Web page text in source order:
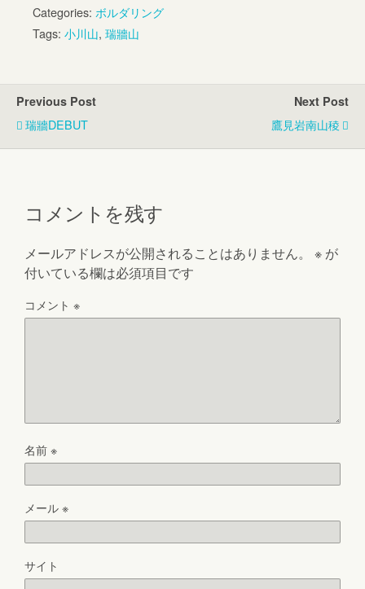
Categories: ボルダリング
Tags: 小川山, 瑞牆山
Previous Post
瑞牆DEBUT
Next Post
鷹見岩南山稜
コメントを残す
メールアドレスが公開されることはありません。 ※ が
付いている欄は必須項目です
コメント ※
名前※
メール※
サイト